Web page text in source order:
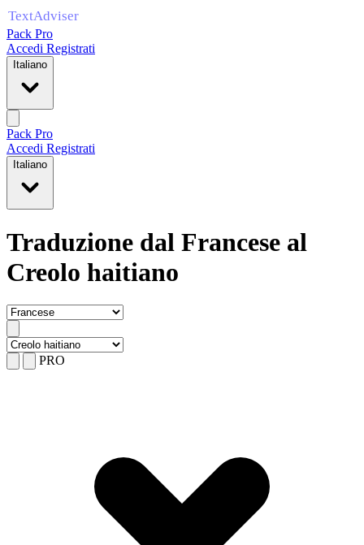
Pack Pro
Accedi Registrati
Italiano
Pack Pro
Accedi Registrati
Italiano
Traduzione dal Francese al
Creolo haitiano
PRO